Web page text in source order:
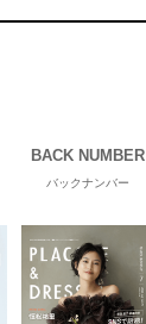
BACK NUMBER
バックナンバー